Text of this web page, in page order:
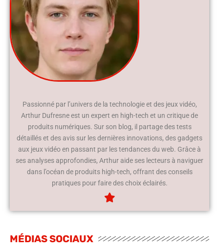
Passionné par l’univers de la technologie et des jeux vidéo,
Arthur Dufresne est un expert en high-tech et un critique de
produits numériques. Sur son blog, il partage des tests
détaillés et des avis sur les dernières innovations, des gadgets
aux jeux vidéo en passant par les tendances du web. Grâce à
ses analyses approfondies, Arthur aide ses lecteurs à naviguer
dans l’océan de produits high-tech, offrant des conseils
pratiques pour faire des choix éclairés.
MÉDIAS SOCIAUX